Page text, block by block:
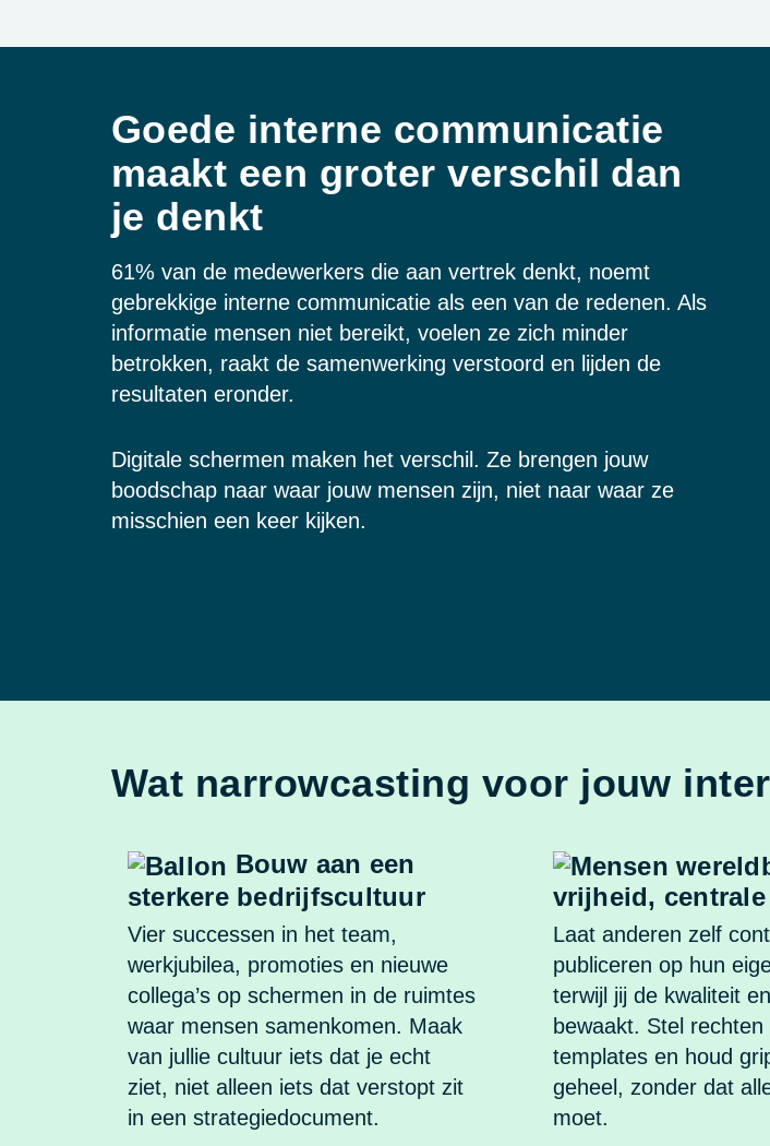
Goede interne communicatie
maakt een groter verschil dan
je denkt
61% van de medewerkers die aan vertrek denkt, noemt
gebrekkige interne communicatie als een van de redenen. Als
informatie mensen niet bereikt, voelen ze zich minder
betrokken, raakt de samenwerking verstoord en lijden de
resultaten eronder.
Digitale schermen maken het verschil. Ze brengen jouw
boodschap naar waar jouw mensen zijn, niet naar waar ze
misschien een keer kijken.
Wat narrowcasting voor jouw
Bouw aan een
sterkere bedrijfscultuur
Vier successen in het team,
werkjubilea, promoties en nieuwe
collega’s op schermen in de ruimtes
waar mensen samenkomen. Maak
van jullie cultuur iets dat je echt
ziet, niet alleen iets dat verstopt zit
in een strategiedocument.
vrijheid,
Laat anderen zelf
publiceren op hun
terwijl jij de kwaliteit
bewaakt. Stel rechten
templates en houd
geheel, zonder dat
moet.